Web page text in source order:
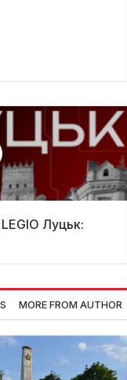
Луцьк:
MORE FROM AUTHOR